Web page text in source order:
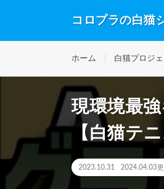
コロプラの白猫
ホーム 白猫プロジェ
現環境最
【白猫テニ
2023.10.31 2024.04.03